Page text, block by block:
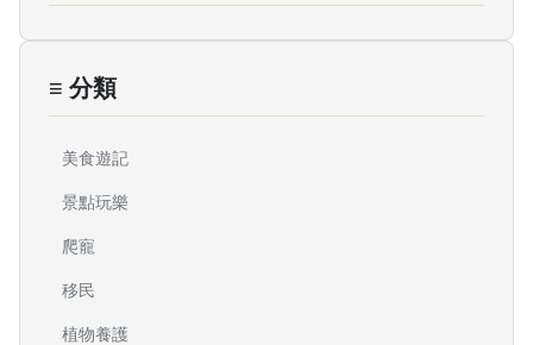
≡ 分類
美食遊記
景點玩樂
爬寵
移民
植物養護